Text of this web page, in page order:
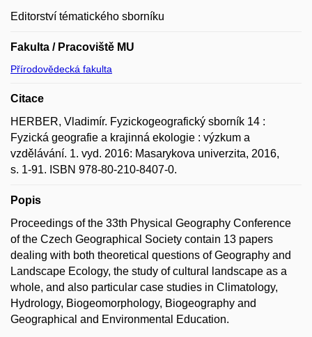
Editorství tématického sborníku
Fakulta / Pracoviště MU
Přírodovědecká fakulta
Citace
HERBER, Vladimír. Fyzickogeografický sborník 14 :
Fyzická geografie a krajinná ekologie : výzkum a
vzdělávání. 1. vyd. 2016: Masarykova univerzita, 2016,
s. 1-91. ISBN 978-80-210-8407-0.
Popis
Proceedings of the 33th Physical Geography Conference
of the Czech Geographical Society contain 13 papers
dealing with both theoretical questions of Geography and
Landscape Ecology, the study of cultural landscape as a
whole, and also particular case studies in Climatology,
Hydrology, Biogeomorphology, Biogeography and
Geographical and Environmental Education.